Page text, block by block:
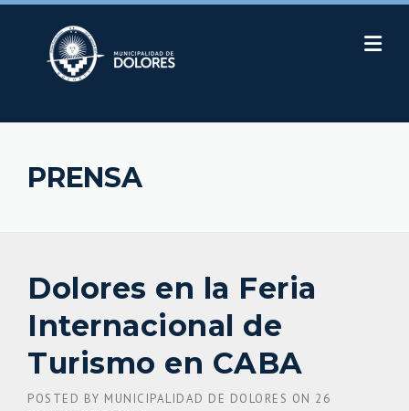
Skip
PRENSA
Dolores en la Feria
Internacional de
Turismo en CABA
POSTED BY MUNICIPALIDAD DE DOLORES ON 26